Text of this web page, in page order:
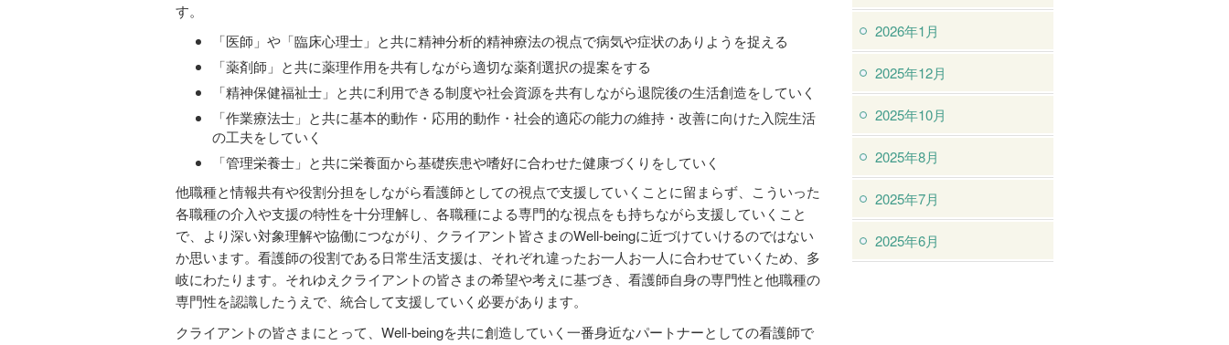
す。
「医師」や「臨床心理士」と共に精神分析的精神療法の視点で病気や症状のありようを捉える
「薬剤師」と共に薬理作用を共有しながら適切な薬剤選択の提案をする
「精神保健福祉士」と共に利用できる制度や社会資源を共有しながら退院後の生活創造をしていく
「作業療法士」と共に基本的動作・応用的動作・社会的適応の能力の維持・改善に向けた入院生活
の工夫をしていく
「管理栄養士」と共に栄養面から基礎疾患や嗜好に合わせた健康づくりをしていく
他職種と情報共有や役割分担をしながら看護師としての視点で支援していくことに留まらず、こういった
各職種の介入や支援の特性を十分理解し、各職種による専門的な視点をも持ちながら支援していくこと
で、より深い対象理解や協働につながり、クライアント皆さまのWell-beingに近づけていけるのではない
か思います。看護師の役割である日常生活支援は、それぞれ違ったお一人お一人に合わせていくため、多
岐にわたります。それゆえクライアントの皆さまの希望や考えに基づき、看護師自身の専門性と他職種の
専門性を認識したうえで、統合して支援していく必要があります。
クライアントの皆さまにとって、Well-beingを共に創造していく一番身近なパートナーとしての看護師で
2026年1月
2025年12月
2025年10月
2025年8月
2025年7月
2025年6月